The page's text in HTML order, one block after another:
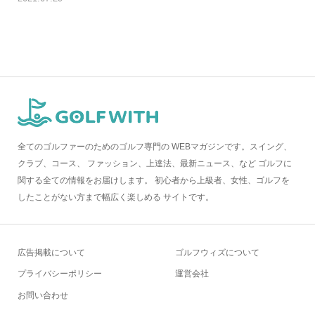
全てのゴルファーのためのゴルフ専門の WEBマガジンです。スイング、
クラブ、コース、 ファッション、上達法、最新ニュース、など ゴルフに
関する全ての情報をお届けします。 初心者から上級者、女性、ゴルフを
したことがない方まで幅広く楽しめる サイトです。
広告掲載について
プライバシーポリシー
お問い合わせ
ゴルフウィズについて
運営会社